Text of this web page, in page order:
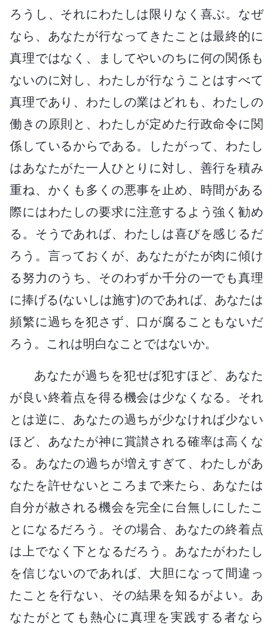
ろうし、それにわたしは限りなく喜ぶ。なぜ
なら、あなたが行なってきたことは最終的に
真理ではなく、ましてやいのちに何の関係も
ないのに対し、わたしが行なうことはすべて
真理であり、わたしの業はどれも、わたしの
働きの原則と、わたしが定めた行政命令に関
係しているからである。したがって、わたし
はあなたがた一人ひとりに対し、善行を積み
重ね、かくも多くの悪事を止め、時間がある
際にはわたしの要求に注意するよう強く勧め
る。そうであれば、わたしは喜びを感じるだ
ろう。言っておくが、あなたがたが肉に傾け
る努力のうち、そのわずか千分の一でも真理
に捧げる(ないしは施す)のであれば、あなたは
頻繁に過ちを犯さず、口が腐ることもないだ
ろう。これは明白なことではないか。
あなたが過ちを犯せば犯すほど、あなた
が良い終着点を得る機会は少なくなる。それ
とは逆に、あなたの過ちが少なければ少ない
ほど、あなたが神に賞讃される確率は高くな
る。あなたの過ちが増えすぎて、わたしがあ
なたを許せないところまで来たら、あなたは
自分が赦される機会を完全に台無しにしたこ
とになるだろう。その場合、あなたの終着点
は上でなく下となるだろう。あなたがわたし
を信じないのであれば、大胆になって間違っ
たことを行ない、その結果を知るがよい。あ
なたがとても熱心に真理を実践する者なら